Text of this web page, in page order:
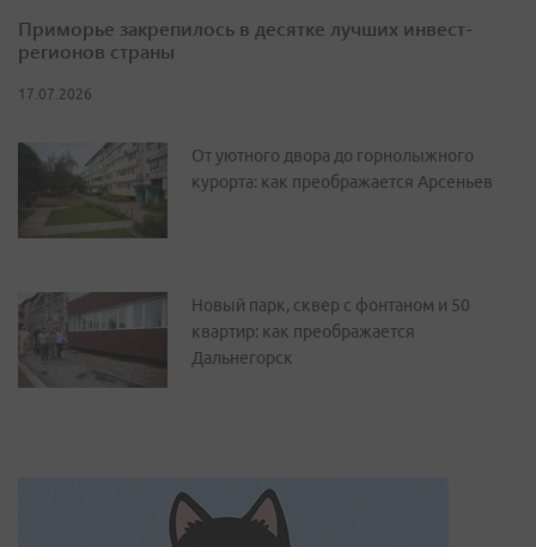
Приморье закрепилось в десятке лучших инвест-
регионов страны
17.07.2026
От уютного двора до горнолыжного
курорта: как преображается Арсеньев
Новый парк, сквер с фонтаном и 50
квартир: как преображается
Дальнегорск